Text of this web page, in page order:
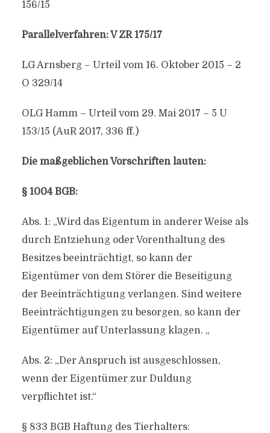
156/15
Parallelverfahren: V ZR 175/17
LG Arnsberg – Urteil vom 16. Oktober 2015 – 2
O 329/14
OLG Hamm – Urteil vom 29. Mai 2017 – 5 U
153/15 (AuR 2017, 336 ff.)
Die maßgeblichen Vorschriften lauten:
§ 1004 BGB:
Abs. 1: „Wird das Eigentum in anderer Weise als
durch Entziehung oder Vorenthaltung des
Besitzes beeinträchtigt, so kann der
Eigentümer von dem Störer die Beseitigung
der Beeinträchtigung verlangen. Sind weitere
Beeinträchtigungen zu besorgen, so kann der
Eigentümer auf Unterlassung klagen. „
Abs. 2: „Der Anspruch ist ausgeschlossen,
wenn der Eigentümer zur Duldung
verpflichtet ist.“
§ 833 BGB Haftung des Tierhalters: